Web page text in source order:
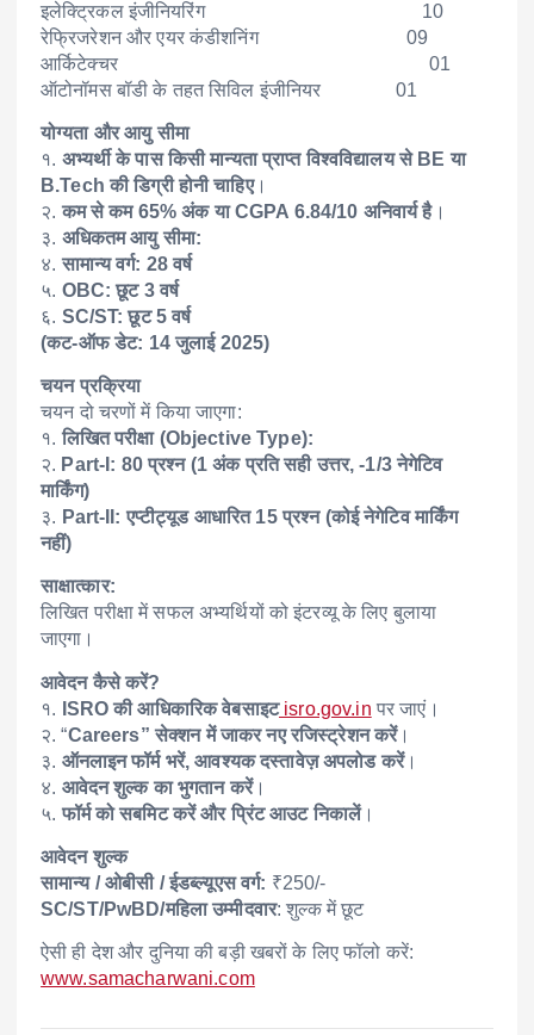
इलेक्ट्रिकल इंजीनियरिंग 10
रेफ्रिजरेशन और एयर कंडीशनिंग 09
आर्किटेक्चर 01
ऑटोनॉमस बॉडी के तहत सिविल इंजीनियर 01
योग्यता और आयु सीमा
१. अभ्यर्थी के पास किसी मान्यता प्राप्त विश्वविद्यालय से BE या
B.Tech की डिग्री होनी चाहिए।
२.कम से कम 65% अंक या CGPA 6.84/10 अनिवार्य है।
३. अधिकतम आयु सीमा:
४.सामान्य वर्ग: 28 वर्ष
५. OBC: छूट 3 वर्ष
६. SC/ST: छूट 5 वर्ष
(कट-ऑफ डेट: 14 जुलाई 2025)
चयन प्रक्रिया
चयन दो चरणों में किया जाएगा:
१.लिखित परीक्षा (Objective Type):
२. Part-I: 80 प्रश्न (1 अंक प्रति सही उत्तर, -1/3 नेगेटिव
मार्किंग)
३. Part-II: एप्टीट्यूड आधारित 15 प्रश्न (कोई नेगेटिव मार्किंग
नहीं)
साक्षात्कार:
लिखित परीक्षा में सफल अभ्यर्थियों को इंटरव्यू के लिए बुलाया
जाएगा।
आवेदन कैसे करें?
१. ISRO की आधिकारिक वेबसाइटisro.gov.in पर जाएं।
२. “Careers” सेक्शन में जाकर नए रजिस्ट्रेशन करें।
३. ऑनलाइन फॉर्म भरें, आवश्यक दस्तावेज़ अपलोड करें।
४. आवेदन शुल्क का भुगतान करें।
५.फॉर्म को सबमिट करें और प्रिंट आउट निकालें।
आवेदन शुल्क
सामान्य / ओबीसी / ईडब्ल्यूएस वर्ग: ₹250/-
SC/ST/PwBD/महिला उम्मीदवार: शुल्क में छूट
ऐसी ही देश और दुनिया की बड़ी खबरों के लिए फॉलो करें:
www.samacharwani.com